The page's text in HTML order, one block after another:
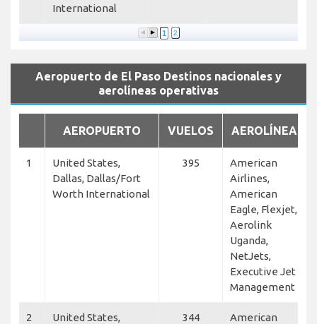
International
1 2
Aeropuerto de El Paso Destinos nacionales y
aerolíneas operativas
AEROPUERTO VUELOS AEROLÍNEAS
1
United States,
Dallas, Dallas/Fort
Worth International
395
American
Airlines,
American
Eagle, Flexjet,
Aerolink
Uganda,
NetJets,
Executive Jet
Management
2
United States,
344
American